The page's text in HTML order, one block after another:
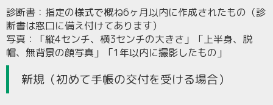
診断書：指定の様式で概ね6ヶ月以内に作成されたもの（診
断書は窓口に備え付けてあります）
写真：「縦4センチ、横3センチの大きさ」「上半身、脱
帽、無背景の顔写真」「1年以内に撮影したもの」
新規（初めて手帳の交付を受ける場合）